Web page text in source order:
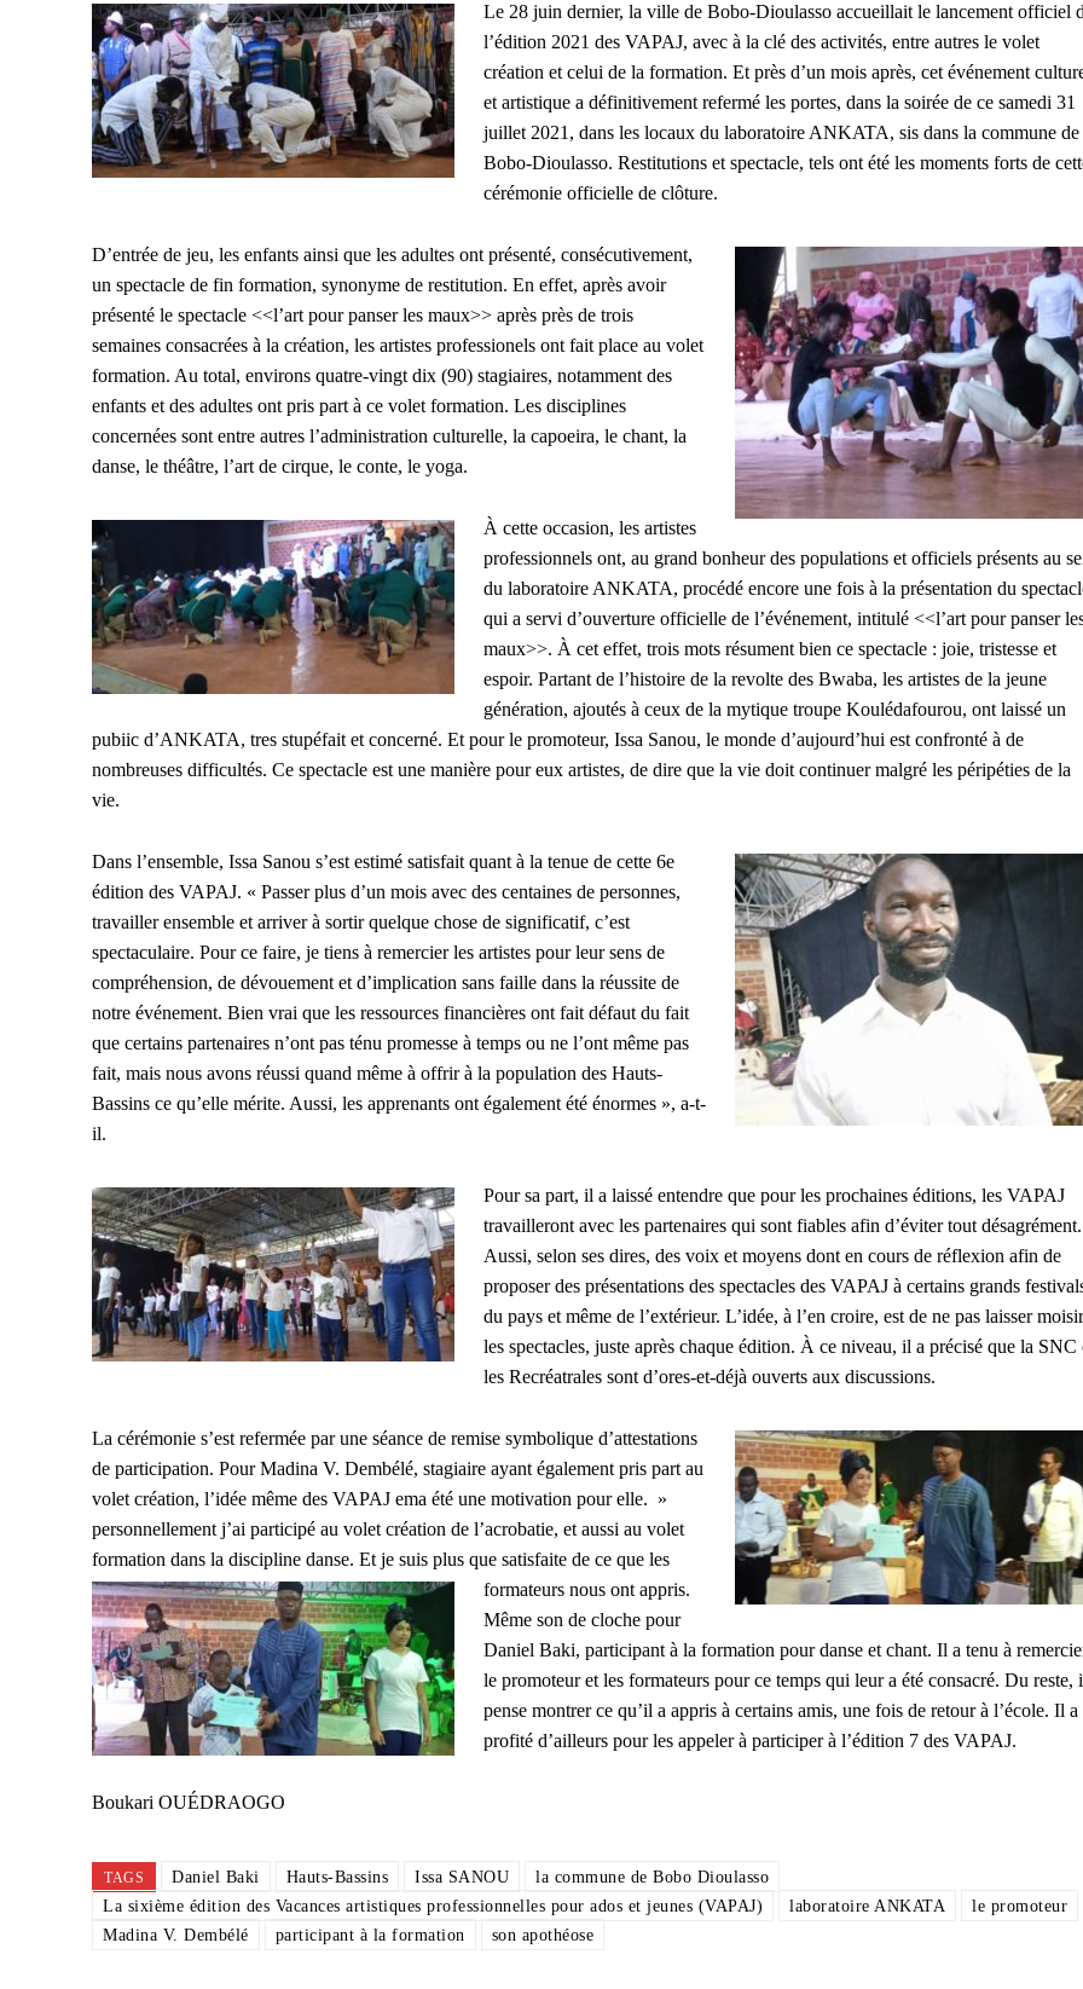
Le 28 juin dernier, la ville de Bobo-Dioulasso accueillait le lancement officiel
l’édition 2021 des VAPAJ, avec à la clé des activités, entre autres le volet
création et celui de la formation. Et près d’un mois après, cet événement
et artistique a définitivement refermé les portes, dans la soirée de ce samedi 31
juillet 2021, dans les locaux du laboratoire ANKATA, sis dans la commune de
Bobo-Dioulasso. Restitutions et spectacle, tels ont été les moments forts de
cérémonie officielle de clôture.
D’entrée de jeu, les enfants ainsi que les adultes ont présenté, consécutivement,
un spectacle de fin formation, synonyme de restitution. En effet, après avoir
présenté le spectacle <<l’art pour panser les maux>> après près de trois
semaines consacrées à la création, les artistes professionels ont fait place au volet
formation. Au total, environs quatre-vingt dix (90) stagiaires, notamment des
enfants et des adultes ont pris part à ce volet formation. Les disciplines
concernées sont entre autres l’administration culturelle, la capoeira, le chant, la
danse, le théâtre, l’art de cirque, le conte, le yoga.
À cette occasion, les artistes
professionnels ont, au grand bonheur des populations et officiels présents au
du laboratoire ANKATA, procédé encore une fois à la présentation du
qui a servi d’ouverture officielle de l’événement, intitulé <<l’art pour panser
maux>>. À cet effet, trois mots résument bien ce spectacle : joie, tristesse et
espoir. Partant de l’histoire de la revolte des Bwaba, les artistes de la jeune
génération, ajoutés à ceux de la mytique troupe Koulédafourou, ont laissé un
pubiic d’ANKATA, tres stupéfait et concerné. Et pour le promoteur, Issa Sanou, le monde d’aujourd’hui est confronté à de
nombreuses difficultés. Ce spectacle est une manière pour eux artistes, de dire que la vie doit continuer malgré les péripéties de la
vie.
Dans l’ensemble, Issa Sanou s’est estimé satisfait quant à la tenue de cette 6e
édition des VAPAJ. « Passer plus d’un mois avec des centaines de personnes,
travailler ensemble et arriver à sortir quelque chose de significatif, c’est
spectaculaire. Pour ce faire, je tiens à remercier les artistes pour leur sens de
compréhension, de dévouement et d’implication sans faille dans la réussite de
notre événement. Bien vrai que les ressources financières ont fait défaut du fait
que certains partenaires n’ont pas ténu promesse à temps ou ne l’ont même pas
fait, mais nous avons réussi quand même à offrir à la population des Hauts-
Bassins ce qu’elle mérite. Aussi, les apprenants ont également été énormes », a-t-
il.
Pour sa part, il a laissé entendre que pour les prochaines éditions, les VAPAJ
travailleront avec les partenaires qui sont fiables afin d’éviter tout désagrément.
Aussi, selon ses dires, des voix et moyens dont en cours de réflexion afin de
proposer des présentations des spectacles des VAPAJ à certains grands
du pays et même de l’extérieur. L’idée, à l’en croire, est de ne pas laisser moisir
les spectacles, juste après chaque édition. À ce niveau, il a précisé que la SNC
les Recréatrales sont d’ores-et-déjà ouverts aux discussions.
La cérémonie s’est refermée par une séance de remise symbolique d’attestations
de participation. Pour Madina V. Dembélé, stagiaire ayant également pris part au
volet création, l’idée même des VAPAJ ema été une motivation pour elle. »
personnellement j’ai participé au volet création de l’acrobatie, et aussi au volet
formation dans la discipline danse. Et je suis plus que satisfaite de ce que les
formateurs nous ont appris.
Même son de cloche pour
Daniel Baki, participant à la formation pour danse et chant. Il a tenu à
le promoteur et les formateurs pour ce temps qui leur a été consacré. Du reste,
pense montrer ce qu’il a appris à certains amis, une fois de retour à l’école. Il a
profité d’ailleurs pour les appeler à participer à l’édition 7 des VAPAJ.
Boukari OUÉDRAOGO
TAGS Daniel Baki Hauts-Bassins Issa SANOU
la commune de Bobo Dioulasso
La sixième édition des Vacances artistiques professionnelles pour ados et jeunes (VAPAJ)
laboratoire ANKATA
le promoteur
Madina V. Dembélé
participant à la formation son apothéose